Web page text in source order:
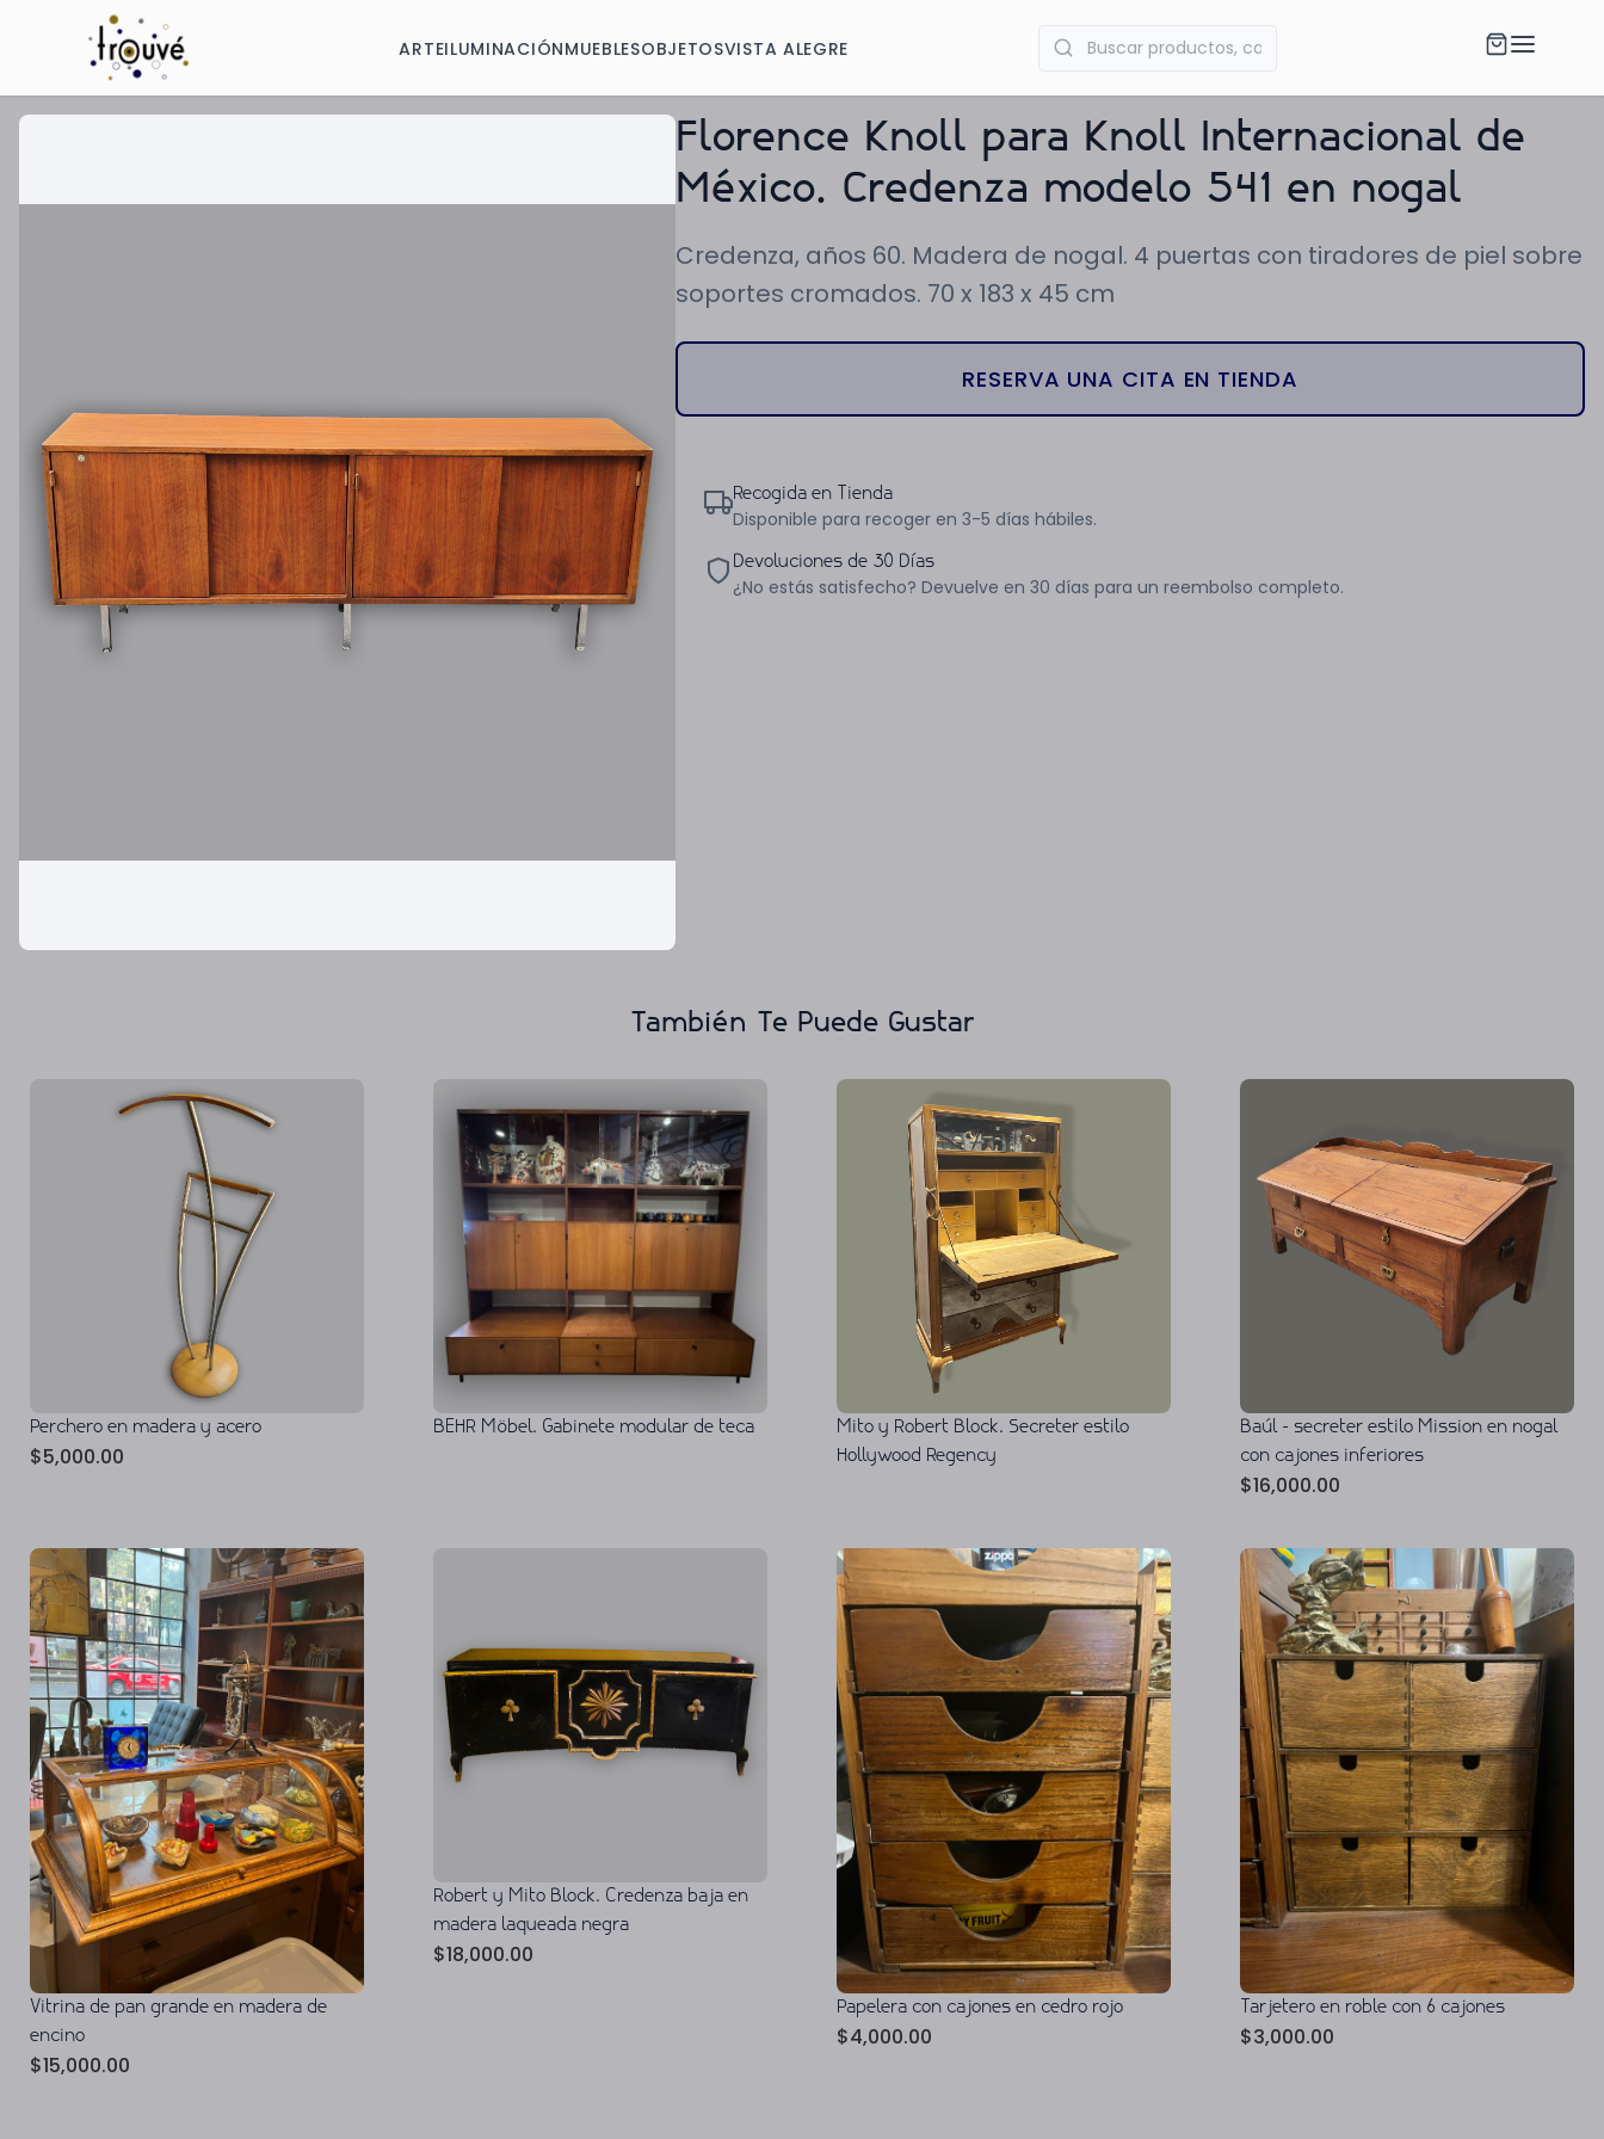
ARTEILUMINACIÓNMUEBLESOBJETOSVISTA ALEGRE
Florence Knoll para Knoll Internacional de
México. Credenza modelo 541 en nogal
Credenza, años 60. Madera de nogal. 4 puertas con tiradores de piel sobre
soportes cromados. 70 x 183 x 45 cm
RESERVA UNA CITA EN TIENDA
Recogida en Tienda
Disponible para recoger en 3-5 días hábiles.
Devoluciones de 30 Días
¿No estás satisfecho? Devuelve en 30 días para un reembolso completo.
También Te Puede Gustar
Perchero en madera y acero
$5,000.00
BEHR Möbel. Gabinete modular de teca
Mito y Robert Block. Secreter estilo
Hollywood Regency
Baúl - secreter estilo Mission en nogal
con cajones inferiores
$16,000.00
Vitrina de pan grande en madera de
encino
$15,000.00
Robert y Mito Block. Credenza baja en
madera laqueada negra
$18,000.00
Papelera con cajones en cedro rojo
$4,000.00
Tarjetero en roble con 6 cajones
$3,000.00